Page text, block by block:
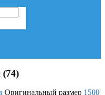
(74)
Оригинальный размер 1500